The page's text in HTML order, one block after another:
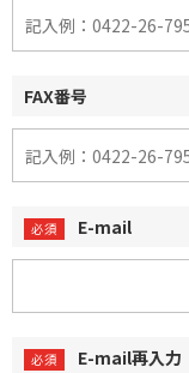
FAX番号
E-mail
E-mail再入力